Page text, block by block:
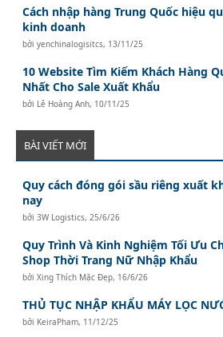
Cách nhập hàng Trung Quốc hiệu
kinh doanh
bởiyenchinalogisitcs, 13/11/25
10 Website Tìm Kiếm Khách Hàng
Nhất Cho Sale Xuất Khẩu
bởi Lê Hoàng Anh, 10/11/25
BÀI VIẾT MỚI
Quy cách đóng gói sầu riêng xuất
nay
bởi3W Logistics, 25/6/26
Quy Trình Và Kinh Nghiệm Tối Ưu
Shop Thời Trang Nữ Nhập Khẩu
bởiXing Thích Mặc Đẹp, 16/6/26
THỦ TỤC NHẬP KHẨU MÁY LỌC
bởi KeiraPham, 11/12/25